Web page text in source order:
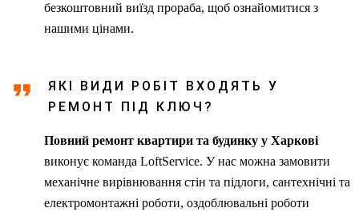
безкоштовний виїзд прораба, щоб ознайомитися з
нашими цінами.
ЯКІ ВИДИ РОБІТ ВХОДЯТЬ У
РЕМОНТ ПІД КЛЮЧ?
Повний ремонт квартири та будинку у Харкові
виконує команда LoftService. У нас можна замовити
механічне вирівнювання стін та підлоги, сантехнічні та
електромонтажні роботи, оздоблювальні роботи